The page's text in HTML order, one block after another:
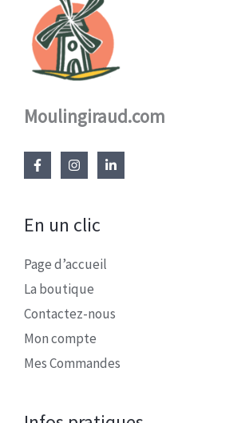
Moulingiraud.com
En un clic
Page d’accueil
La boutique
Contactez-nous
Mon compte
Mes Commandes